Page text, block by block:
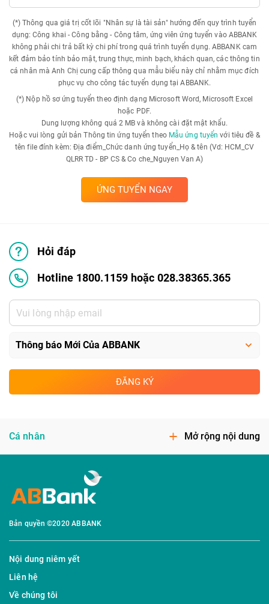
(*) Thông qua giá trị cốt lõi "Nhân sự là tài sản" hướng đến quy trình tuyển
dụng: Công khai - Công bằng - Công tâm, ứng viên ứng tuyển vào ABBANK
không phải chi trả bất kỳ chi phí trong quá trình tuyển dụng. ABBANK cam
kết đảm bảo tính bảo mật, trung thực, minh bạch, khách quan, các thông tin
cá nhân mà Anh Chị cung cấp thông qua mẫu biểu này chỉ nhằm mục đích
phục vụ cho công tác tuyển dụng tại ABBANK.
(*) Nộp hồ sơ ứng tuyển theo định dạng Microsoft Word, Microsoft Excel
hoặc PDF.
Dung lượng không quá 2 MB và không cài đặt mật khẩu.
Hoặc vui lòng gửi bản Thông tin ứng tuyển theo Mẫu ứng tuyển với tiêu đề &
tên file đính kèm: Địa điểm_Chức danh ứng tuyển_Họ & tên (Vd: HCM_CV
QLRR TD - BP CS & Co che_Nguyen Van A)
ỨNG TUYỂN NGAY
Hỏi đáp
Hotline 1800.1159 hoặc 028.38365.365
ĐĂNG KÝ
Cá nhân Mở rộng nội dung
Bản quyền ©2020 ABBANK
Nội dung niêm yết
Liên hệ
Về chúng tôi